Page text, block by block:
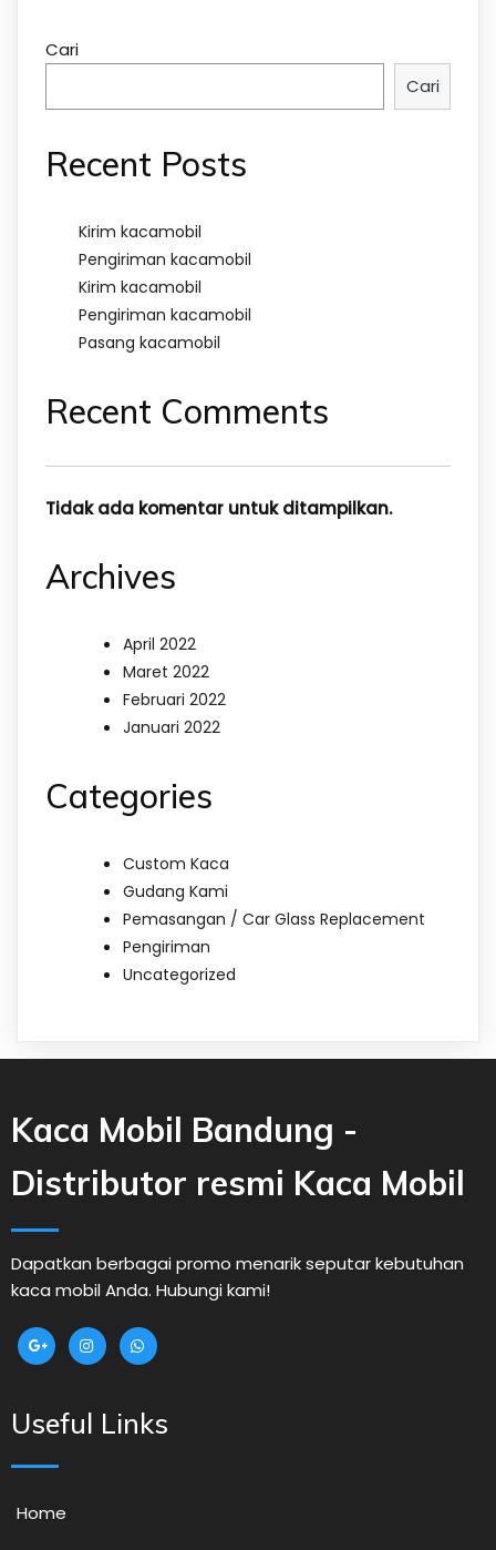
Cari
Cari
Recent Posts
Kirim kacamobil
Pengiriman kacamobil
Kirim kacamobil
Pengiriman kacamobil
Pasang kacamobil
Recent Comments
Tidak ada komentar untuk ditampilkan.
Archives
April 2022
Maret 2022
Februari 2022
Januari 2022
Categories
Custom Kaca
Gudang Kami
Pemasangan / Car Glass Replacement
Pengiriman
Uncategorized
Kaca Mobil Bandung -
Distributor resmi Kaca Mobil
Dapatkan berbagai promo menarik seputar kebutuhan
kaca mobil Anda. Hubungi kami!
Useful Links
Home